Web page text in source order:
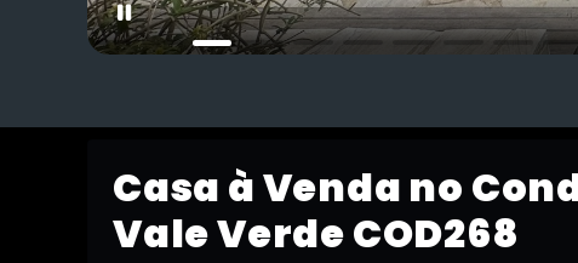
Casa à Venda no
Vale Verde COD268